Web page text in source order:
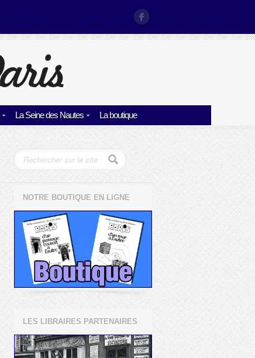
La Seine des Nautes La boutique
NOTRE BOUTIQUE EN LIGNE
LES LIBRAIRES PARTENAIRES